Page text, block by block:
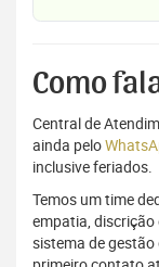
Como
Central de
ainda pelo
inclusive feriados.
Temos um time
empatia,
sistema de